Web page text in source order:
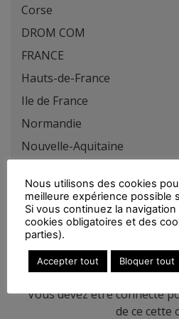
Corse
DROM COM
FRANCE
Hauts-de-France
Ile de France
Normandie
Nouvelle-Aquitaine
Pays de la Loire
Provence-Alpes-Côte-d'Azur
Vous devez être connecté
de ce cette
Nous utilisons des cookies
meilleure expérience possible
Si vous continuez la
cookies obligatoires et des
parties).
Accepter tout Bloquer tout